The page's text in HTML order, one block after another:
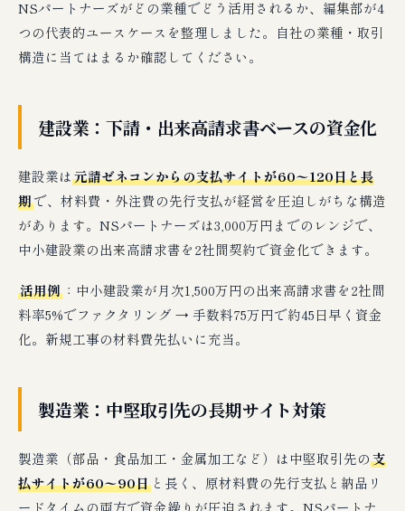
NSパートナーズがどの業種でどう活用されるか、編集部が4
つの代表的ユースケースを整理しました。自社の業種・取引
構造に当てはまるか確認してください。
建設業：下請・出来高請求書ベースの資金化
建設業は元請ゼネコンからの支払サイトが60〜120日と長
期で、材料費・外注費の先行支払が経営を圧迫しがちな構造
があります。NSパートナーズは3,000万円までのレンジで、
中小建設業の出来高請求書を2社間契約で資金化できます。
活用例 ：中小建設業が月次1,500万円の出来高請求書を2社間
料率5%でファクタリング → 手数料75万円で約45日早く資金
化。新規工事の材料費先払いに充当。
製造業：中堅取引先の長期サイト対策
製造業（部品・食品加工・金属加工など）は中堅取引先の支
払サイトが60〜90日 と長く、原材料費の先行支払と納品リ
ードタイムの両方で資金繰りが圧迫されます。NSパートナ